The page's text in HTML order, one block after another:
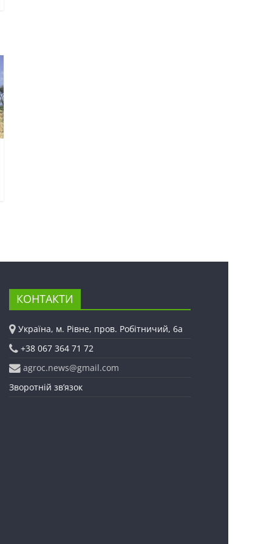
КОНТАКТИ
Україна, м. Рівне, пров. Робітничий, 6а
+38 067 364 71 72
agroc.news@gmail.com
Зворотній зв’язок